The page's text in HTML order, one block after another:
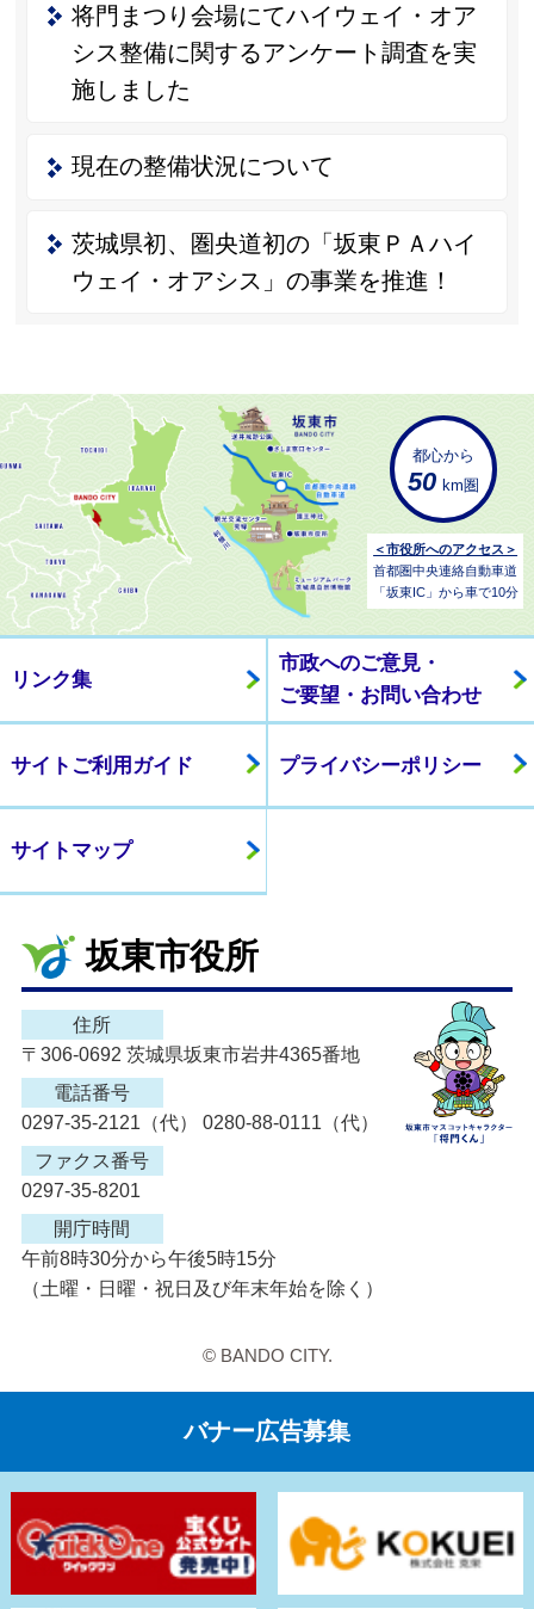
将門まつり会場にてハイウェイ・オア
シス整備に関するアンケート調査を実
施しました
現在の整備状況について
茨城県初、圏央道初の「坂東ＰＡハイ
ウェイ・オアシス」の事業を推進！
都心から
50 km圏
＜市役所へのアクセス＞
首都圏中央連絡自動車道
「坂東IC」から車で10分
リンク集
市政へのご意見・
ご要望・お問い合わせ
サイトご利用ガイド プライバシーポリシー
サイトマップ
坂東市役所
住所
〒306-0692 茨城県坂東市岩井4365番地
電話番号
0297-35-2121（代） 0280-88-0111（代）
ファクス番号
0297-35-8201
開庁時間
午前8時30分から午後5時15分
（土曜・日曜・祝日及び年末年始を除く）
© BANDO CITY.
バナー広告募集